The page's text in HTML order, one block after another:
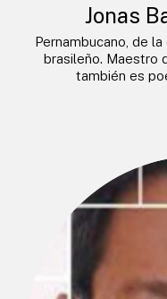
Jonas
Pernambucano, de
brasileño. Maestro
también es